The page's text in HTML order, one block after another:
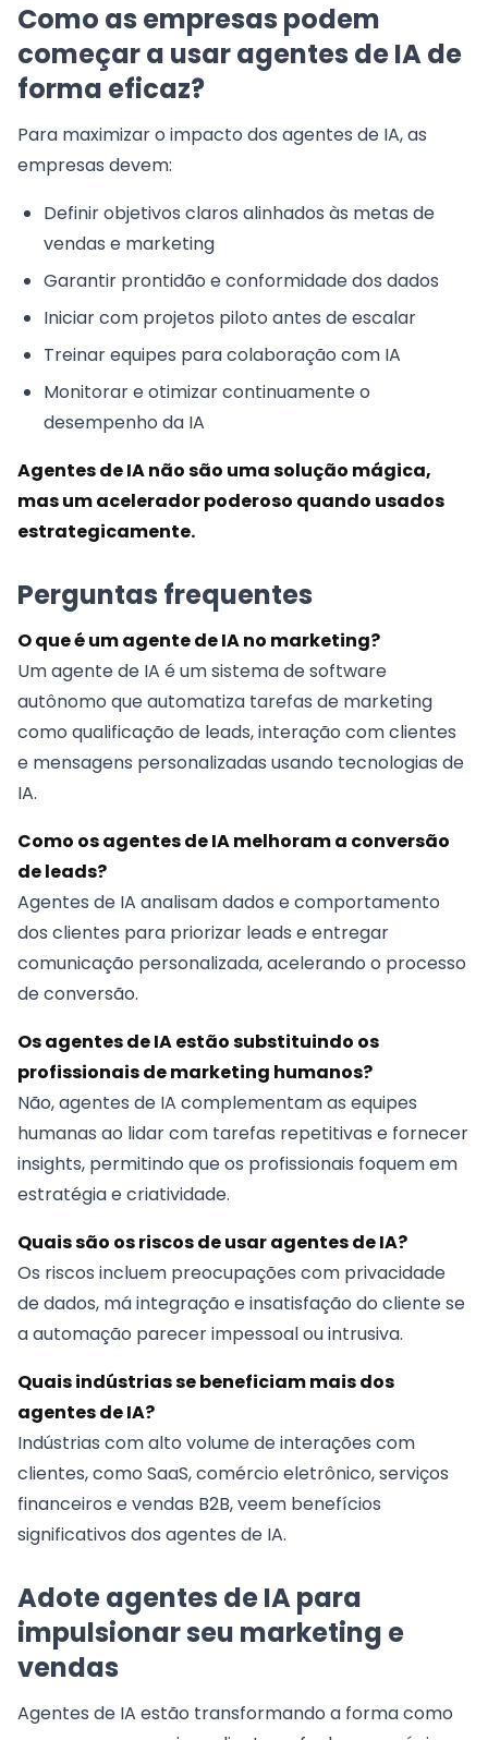
Como as empresas podem
começar a usar agentes de IA de
forma eficaz?
Para maximizar o impacto dos agentes de IA, as
empresas devem:
Definir objetivos claros alinhados às metas de
vendas e marketing
Garantir prontidão e conformidade dos dados
Iniciar com projetos piloto antes de escalar
Treinar equipes para colaboração com IA
Monitorar e otimizar continuamente o
desempenho da IA
Agentes de IA não são uma solução mágica,
mas um acelerador poderoso quando usados
estrategicamente.
Perguntas frequentes
O que é um agente de IA no marketing?
Um agente de IA é um sistema de software
autônomo que automatiza tarefas de marketing
como qualificação de leads, interação com clientes
e mensagens personalizadas usando tecnologias de
IA.
Como os agentes de IA melhoram a conversão
de leads?
Agentes de IA analisam dados e comportamento
dos clientes para priorizar leads e entregar
comunicação personalizada, acelerando o processo
de conversão.
Os agentes de IA estão substituindo os
profissionais de marketing humanos?
Não, agentes de IA complementam as equipes
humanas ao lidar com tarefas repetitivas e fornecer
insights, permitindo que os profissionais foquem em
estratégia e criatividade.
Quais são os riscos de usar agentes de IA?
Os riscos incluem preocupações com privacidade
de dados, má integração e insatisfação do cliente se
a automação parecer impessoal ou intrusiva.
Quais indústrias se beneficiam mais dos
agentes de IA?
Indústrias com alto volume de interações com
clientes, como SaaS, comércio eletrônico, serviços
financeiros e vendas B2B, veem benefícios
significativos dos agentes de IA.
Adote agentes de IA para
impulsionar seu marketing e
vendas
Agentes de IA estão transformando a forma como